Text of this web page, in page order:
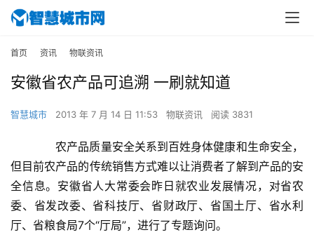
首页 资讯 物联资讯
安徽省农产品可追溯 一刷就知道
智慧城市 2013 年 7 月 14 日 11:53 物联资讯 阅读 3831
农产品质量安全关系到百姓身体健康和生命安全，
但目前农产品的传统销售方式难以让消费者了解到产品的安
全信息。安徽省人大常委会昨日就农业发展情况，对省农
委、省发改委、省科技厅、省财政厅、省国土厅、省水利
厅、省粮食局7个“厅局”，进行了专题询问。